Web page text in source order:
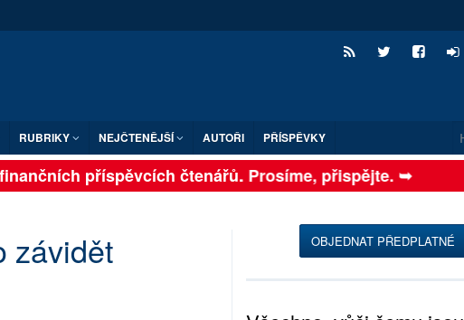
RUBRIKY NEJČTENĚJŠÍ AUTOŘI PŘÍSPĚVKY
příspěvcích čtenářů. Prosíme, přispějte. ➥
závidět OBJEDNAT PŘEDPLATNÉ